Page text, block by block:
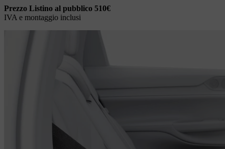
Prezzo Listino al pubblico 510€
IVA e montaggio inclusi